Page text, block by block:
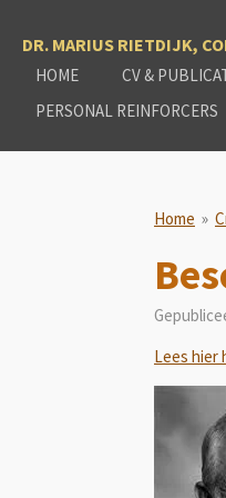
direct
naar
hoofdinhoud
DR. MARIUS RIETDIJK,
HOME CV &
PERSONAL REINFORCERS
Home »
Lees hier